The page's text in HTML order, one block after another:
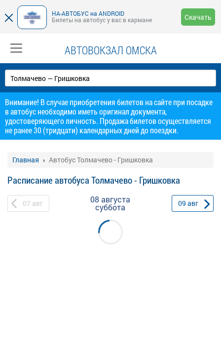
НА-АВТОБУС на ANDROID
Билеты на автобус у вас в кармане
Скачать
АВТОВОКЗАЛ ОМСКА
Внимание! В случае приобретения билетов на сайте при посадке
в автобус необходимо иметь оригинал документа,
удостоверяющего личность. Продажа билетов осуществляется
не ранее 30 (тридцати) календарных дней до поездки.
Главная Автобус Толмачево - Гришковка
Расписание автобуса Толмачево - Гришковка
07 авг 08 августа
суббота 09 авг